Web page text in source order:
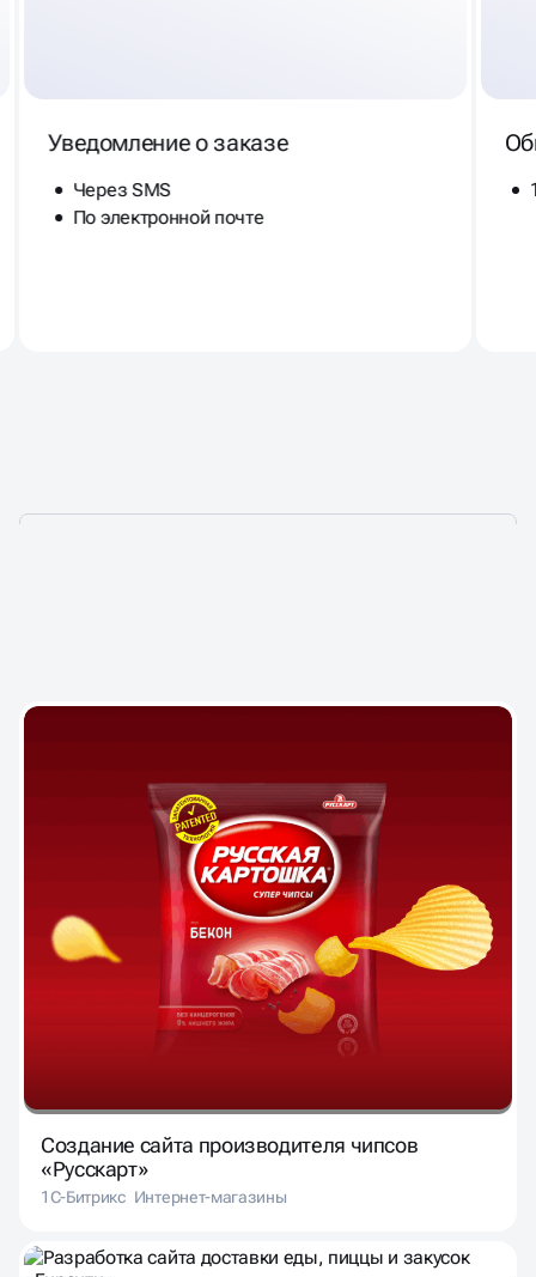
Уведомление о заказе
Через SMS
По электронной почте
Создание сайта производителя чипсов
«Русскарт»
1С-Битрикс Интернет-магазины